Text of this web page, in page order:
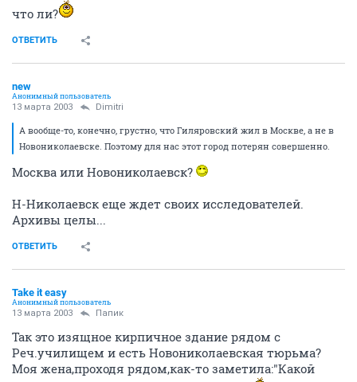
что ли?
ОТВЕТИТЬ
new
Анонимный пользователь
13 марта 2003 Dimitri
А вообще-то, конечно, грустно, что Гиляровский жил в Москве, а не в
Новониколаевске. Поэтому для нас этот город потерян совершенно.
Москва или Новониколаевск?
Н-Николаевск еще ждет своих исследователей.
Архивы целы...
ОТВЕТИТЬ
Take it easy
Анонимный пользователь
13 марта 2003 Папик
Так это изящное кирпичное здание рядом с
Реч.училищем и есть Новониколаевская тюрьма?
Моя жена,проходя рядом,как-то заметила:"Какой